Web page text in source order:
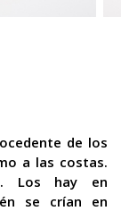
de los
a las costas.
Los hay en
se crían en